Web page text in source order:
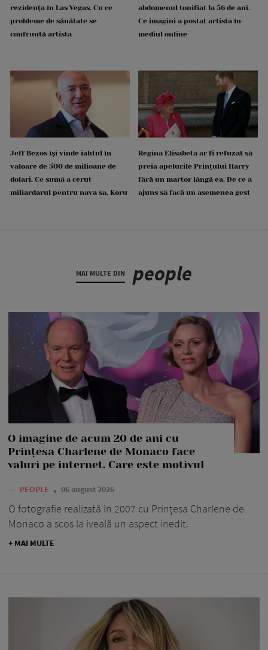
rezidența în Las Vegas. Cu ce
probleme de sănătate se
confruntă artista
abdomenul tonifiat la 56 de ani.
Ce imagini a postat artista în
mediul online
Jeff Bezos își vinde iahtul în
valoare de 500 de milioane de
dolari. Ce sumă a cerut
miliardarul pentru nava sa, Koru
Regina Elisabeta ar fi refuzat să
preia apelurile Prințului Harry
fără un martor lângă ea. De ce a
ajuns să facă un asemenea gest
MAI MULTE DIN people
O imagine de acum 20 de ani cu
Prințesa Charlene de Monaco face
valuri pe internet. Care este motivul
— PEOPLE 06 august 2026
O fotografie realizată în 2007 cu Prințesa Charlene de
Monaco a scos la iveală un aspect inedit.
+ MAI MULTE